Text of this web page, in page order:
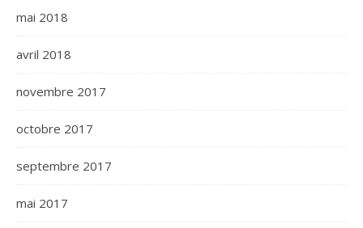
mai 2018
avril 2018
novembre 2017
octobre 2017
septembre 2017
mai 2017